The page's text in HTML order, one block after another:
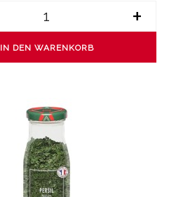
+
IN DEN WARENKORB